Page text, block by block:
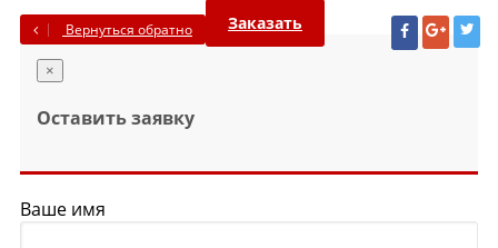
Вернуться обратно Заказать
×
Оставить заявку
Ваше имя